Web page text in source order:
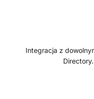
Integracja z